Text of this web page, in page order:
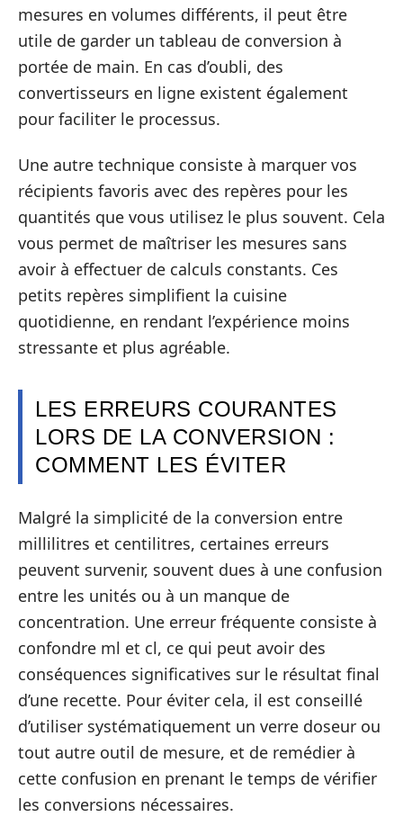
mesures en volumes différents, il peut être
utile de garder un tableau de conversion à
portée de main. En cas d’oubli, des
convertisseurs en ligne existent également
pour faciliter le processus.
Une autre technique consiste à marquer vos
récipients favoris avec des repères pour les
quantités que vous utilisez le plus souvent. Cela
vous permet de maîtriser les mesures sans
avoir à effectuer de calculs constants. Ces
petits repères simplifient la cuisine
quotidienne, en rendant l’expérience moins
stressante et plus agréable.
LES ERREURS COURANTES
LORS DE LA CONVERSION :
COMMENT LES ÉVITER
Malgré la simplicité de la conversion entre
millilitres et centilitres, certaines erreurs
peuvent survenir, souvent dues à une confusion
entre les unités ou à un manque de
concentration. Une erreur fréquente consiste à
confondre ml et cl, ce qui peut avoir des
conséquences significatives sur le résultat final
d’une recette. Pour éviter cela, il est conseillé
d’utiliser systématiquement un verre doseur ou
tout autre outil de mesure, et de remédier à
cette confusion en prenant le temps de vérifier
les conversions nécessaires.